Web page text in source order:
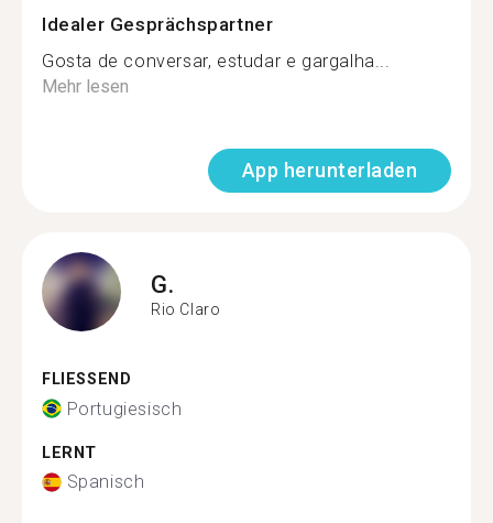
Idealer Gesprächspartner
Gosta de conversar, estudar e gargalha...
Mehr lesen
App herunterladen
G.
Rio Claro
FLIESSEND
Portugiesisch
LERNT
Spanisch